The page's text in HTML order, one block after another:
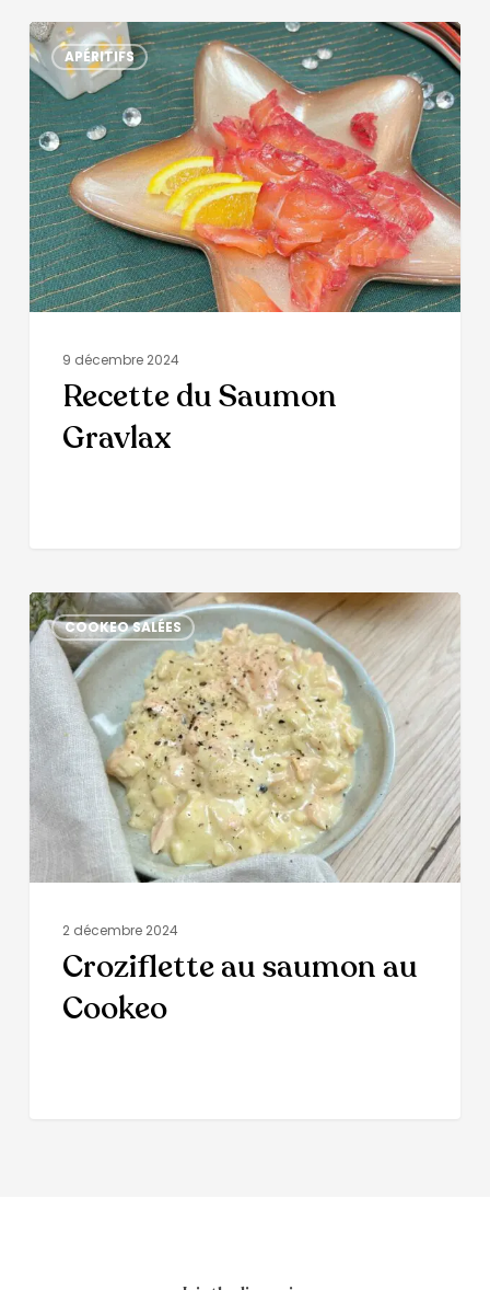
APÉRITIFS
9 décembre 2024
Recette du Saumon
Gravlax
COOKEO SALÉES
2 décembre 2024
Croziflette au saumon au
Cookeo